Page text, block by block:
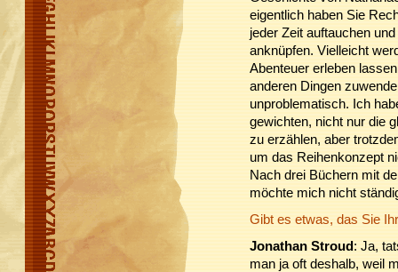
eigentlich haben Sie
jeder Zeit auftauchen
anknüpfen. Vielleicht
Abenteuer erleben
anderen Dingen
unproblematisch. Ich
gewichten, nicht nur die
zu erzählen, aber
um das Reihenkonzept
Nach drei Büchern mit
möchte mich nicht
Gibt es etwas, das Sie
Jonathan Stroud: Ja,
man ja oft deshalb, weil